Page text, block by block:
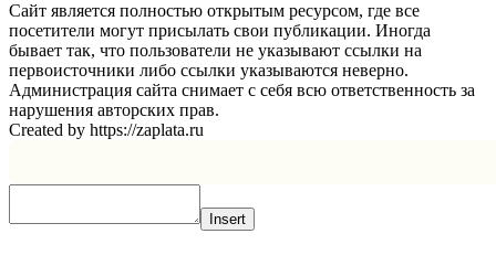
Сайт является полностью открытым ресурсом, где все
посетители могут присылать свои публикации. Иногда
бывает так, что пользователи не указывают ссылки на
первоисточники либо ссылки указываются неверно.
Администрация сайта снимает с себя всю ответственность за
нарушения авторских прав.
Created by https://zaplata.ru
Insert